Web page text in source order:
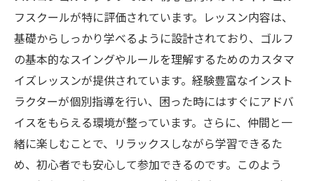
フスクールが特に評価されています。レッスン内容は、
基礎からしっかり学べるように設計されており、ゴルフ
の基本的なスイングやルールを理解するためのカスタマ
イズレッスンが提供されています。経験豊富なインスト
ラクターが個別指導を行い、困った時にはすぐにアドバ
イスをもらえる環境が整っています。さらに、仲間と一
緒に楽しむことで、リラックスしながら学習できるた
め、初心者でも安心して参加できるのです。このよう